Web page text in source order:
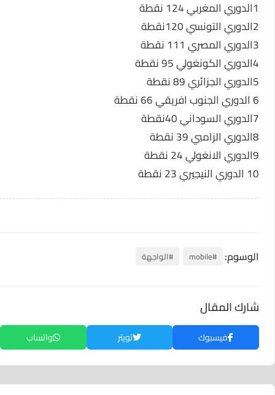
الوسوم: #mobile #الواجهة
شارك المقال
فيسبوك تويتر واتساب